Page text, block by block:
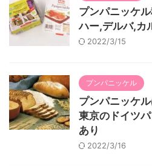
プンパニッケ
ハー,デルバ,カ
2022/3/15
プンパニッケル
プンパニッケ
東京のドイツ
あり
2022/3/16